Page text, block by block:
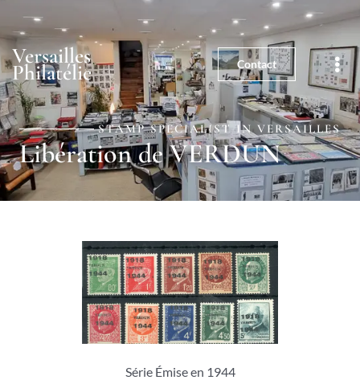
5, rue de la Paroisse - 78000
Versailles
Versailles
Philatélie Contact
STAMP SPECIALIST IN VERSAILLES
Libération de VERDUN
Série Émise en 1944